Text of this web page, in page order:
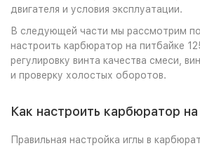
двигателя и условия эксплуатации.
В следующей части мы рассмотрим
настроить карбюратор на питбайке
регулировку винта качества смеси,
и проверку холостых оборотов.
Как настроить карбюратор
Правильная настройка иглы в